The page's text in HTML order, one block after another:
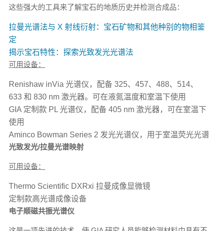
这些强大的工具来了解宝石的地质历史并检测合成品：
拉曼光谱法与 X 射线衍射：宝石矿物和其他种别的物相鉴
定
揭示宝石特性：探索光致发光光谱法
可用设备：
Renishaw inVia 光谱仪，配备 325、457、488、514、
633 和 830 nm 激光器。可在液氮温度和室温下使用
GIA 定制款 PL 光谱仪，配备 405 nm 激光器，可在室温下
使用
Aminco Bowman Series 2 发光光谱仪，用于室温荧光光谱
光致发光/拉曼光谱映射
可用设备：
Thermo Scientific DXRxi 拉曼成像显微镜
定制款高光谱成像设备
电子顺磁共振光谱仪